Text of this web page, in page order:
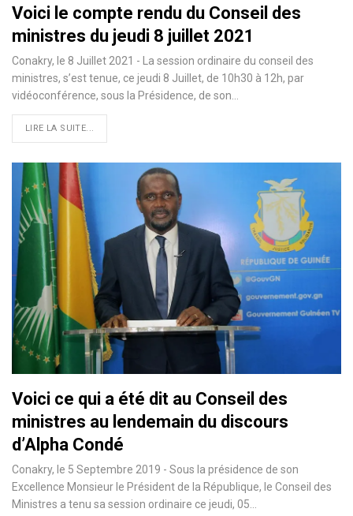
Voici le compte rendu du Conseil des
ministres du jeudi 8 juillet 2021
Conakry, le 8 Juillet 2021 - La session ordinaire du conseil des
ministres, s’est tenue, ce jeudi 8 Juillet, de 10h30 à 12h, par
vidéoconférence, sous la Présidence, de son…
LIRE LA SUITE...
Voici ce qui a été dit au Conseil des
ministres au lendemain du discours
d’Alpha Condé
Conakry, le 5 Septembre 2019 - Sous la présidence de son
Excellence Monsieur le Président de la République, le Conseil des
Ministres a tenu sa session ordinaire ce jeudi, 05